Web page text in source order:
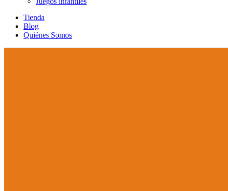
Tienda
Blog
Quiénes Somos